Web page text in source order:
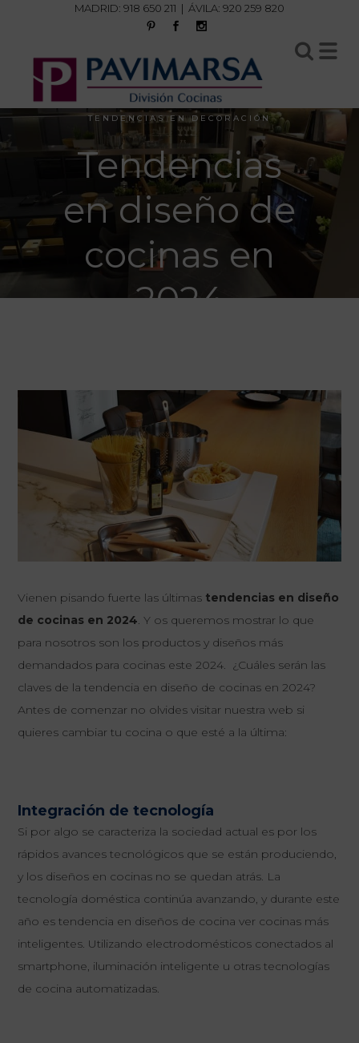
MADRID: 918 650 211 | ÁVILA: 920 259 820
TENDENCIAS EN DECORACIÓN
Tendencias
en diseño de
cocinas en
2024
Vienen pisando fuerte las últimas tendencias en diseño
de cocinas en 2024. Y os queremos mostrar lo que
para nosotros son los productos y diseños más
demandados para cocinas este 2024. ¿Cuáles serán las
claves de la tendencia en diseño de cocinas en 2024?
Antes de comenzar no olvides visitar nuestra web si
quieres cambiar tu cocina o que esté a la última:
Integración de tecnología
Si por algo se caracteriza la sociedad actual es por los
rápidos avances tecnológicos que se están produciendo,
y los diseños en cocinas no se quedan atrás. La
tecnología doméstica continúa avanzando, y durante este
año es tendencia en diseños de cocina ver cocinas más
inteligentes. Utilizando electrodomésticos conectados al
smartphone, iluminación inteligente u otras tecnologías
de cocina automatizadas.